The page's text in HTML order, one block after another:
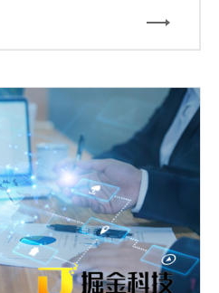
们工作场景的内容。其中关键